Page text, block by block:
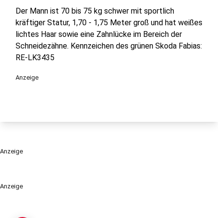
Anzeige
Der Mann ist 70 bis 75 kg schwer mit sportlich
kräftiger Statur, 1,70 - 1,75 Meter groß und hat weißes
lichtes Haar sowie eine Zahnlücke im Bereich der
Schneidezähne. Kennzeichen des grünen Skoda Fabias:
RE-LK3435
Anzeige
Anzeige